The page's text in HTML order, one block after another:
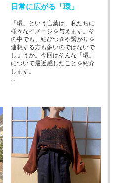
日常に広がる「環」
「環」という言葉は、私たちに
様々なイメージを与えます。そ
の中でも、結びつきや繋がりを
連想する方も多いのではないで
しょうか。今回はそんな「環」
について最近感じたことを紹介
します。
...